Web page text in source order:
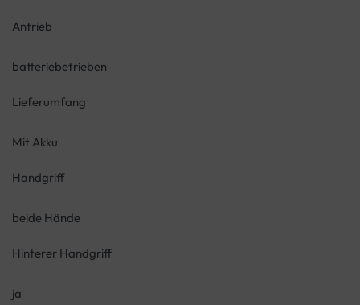
Antrieb
batteriebetrieben
Lieferumfang
Mit Akku
Handgriff
beide Hände
Hinterer Handgriff
ja